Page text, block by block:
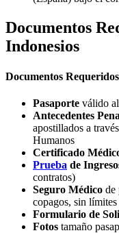
Documentos
Indonesios
Documentos
Pasaporte válido
Antecedentes
apostillados a
Humanos
Certificado
Prueba de
contratos)
Seguro Médico de
copagos, sin
Formulario de
Fotos tamaño